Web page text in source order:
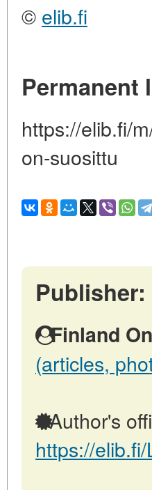
© elib.fi
https://elib.fi/
on-suosittu
Publisher:
Finland
(articles,
Author's
https://